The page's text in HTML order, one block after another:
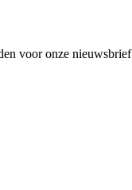
voor onze nieuwsbrief